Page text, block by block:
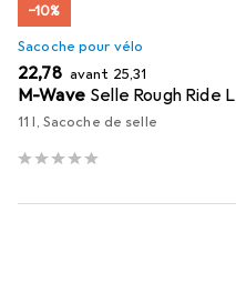
−10%
Sacoche pour vélo
EUR
22,78 avant EUR
25,31
M-Wave Selle Rough Ride L
11 l, Sacoche de selle